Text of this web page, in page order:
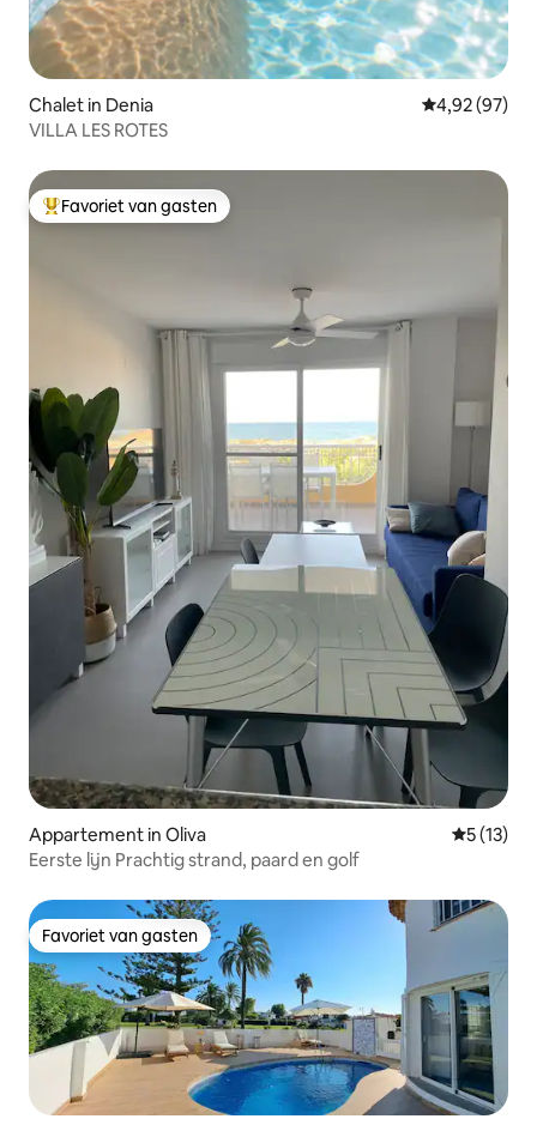
Chalet in Denia Gemiddelde
4,92 (97)
VILLA LES ROTES
Topfavoriet van gasten
Favoriet van gasten
Appartement in Oliva
5 (13)
Eerste lijn Prachtig strand, paard en golf
Favoriet van gasten
Favoriet van gasten